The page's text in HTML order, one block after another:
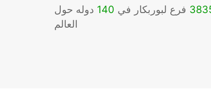
فرع لبوربكار في 140 دوله حول
العالم